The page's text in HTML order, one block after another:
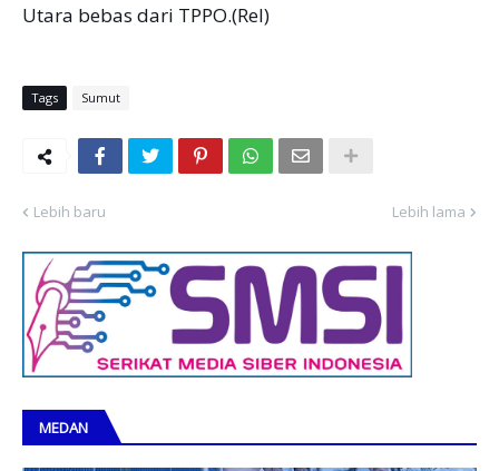
Utara bebas dari TPPO.(Rel)
Tags Sumut
Lebih baru Lebih lama
MEDAN